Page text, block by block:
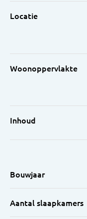
Locatie
Woonoppervlakte
Inhoud
Bouwjaar
Aantal slaapkamers